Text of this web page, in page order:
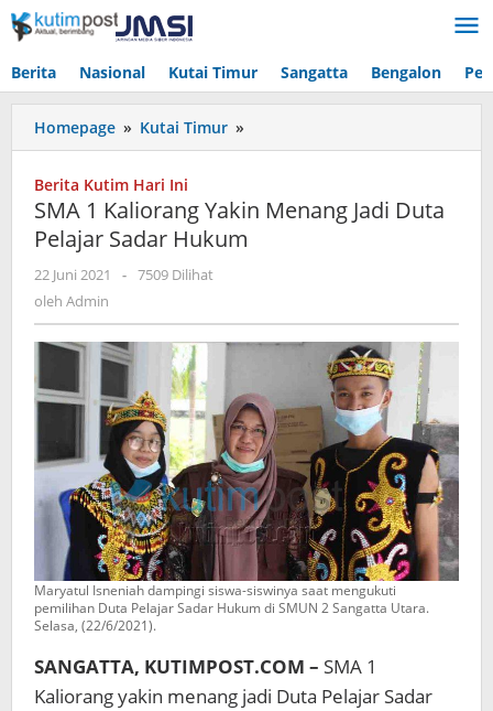
Lewati
ke
Berita Nasional Kutai Timur Sangatta Bengalon
Homepage » Kutai Timur »
1
Menang
Berita Kutim Hari Ini
SMA 1 Kaliorang Yakin Menang Jadi Duta
Pelajar Sadar Hukum
22 Juni 2021
oleh
- 7509 Dilihat
oleh Admin
Maryatul Isneniah dampingi siswa-siswinya saat mengukuti
pemilihan Duta Pelajar Sadar Hukum di SMUN 2 Sangatta Utara.
Selasa, (22/6/2021).
SANGATTA, KUTIMPOST.COM – SMA 1
Kaliorang yakin menang jadi Duta Pelajar Sadar